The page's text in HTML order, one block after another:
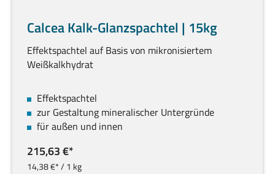
Calcea Kalk-Glanzspachtel | 15kg
Effektspachtel auf Basis von mikronisiertem
Weißkalkhydrat
Effektspachtel
zur Gestaltung mineralischer Untergründe
für außen und innen
215,63 €*
14,38 €* / 1 kg